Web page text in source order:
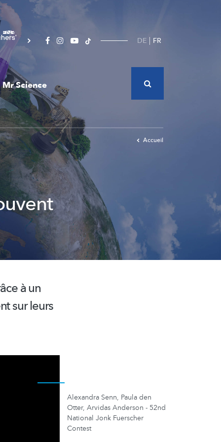
DE FR
Mr Science
Accueil
à un
sur leurs
Alexandra Senn, Paula den
Otter, Arvidas Anderson - 52nd
National Jonk Fuerscher
Contest